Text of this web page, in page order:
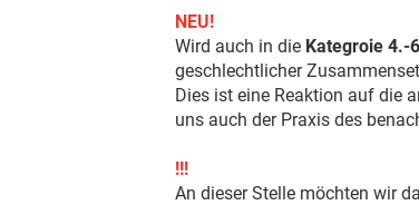
NEU!
Wird auch in die Kategroie 4.-
geschlechtlicher
Dies ist eine Reaktion auf die
uns auch der Praxis des
!!!
An dieser Stelle möchten wir